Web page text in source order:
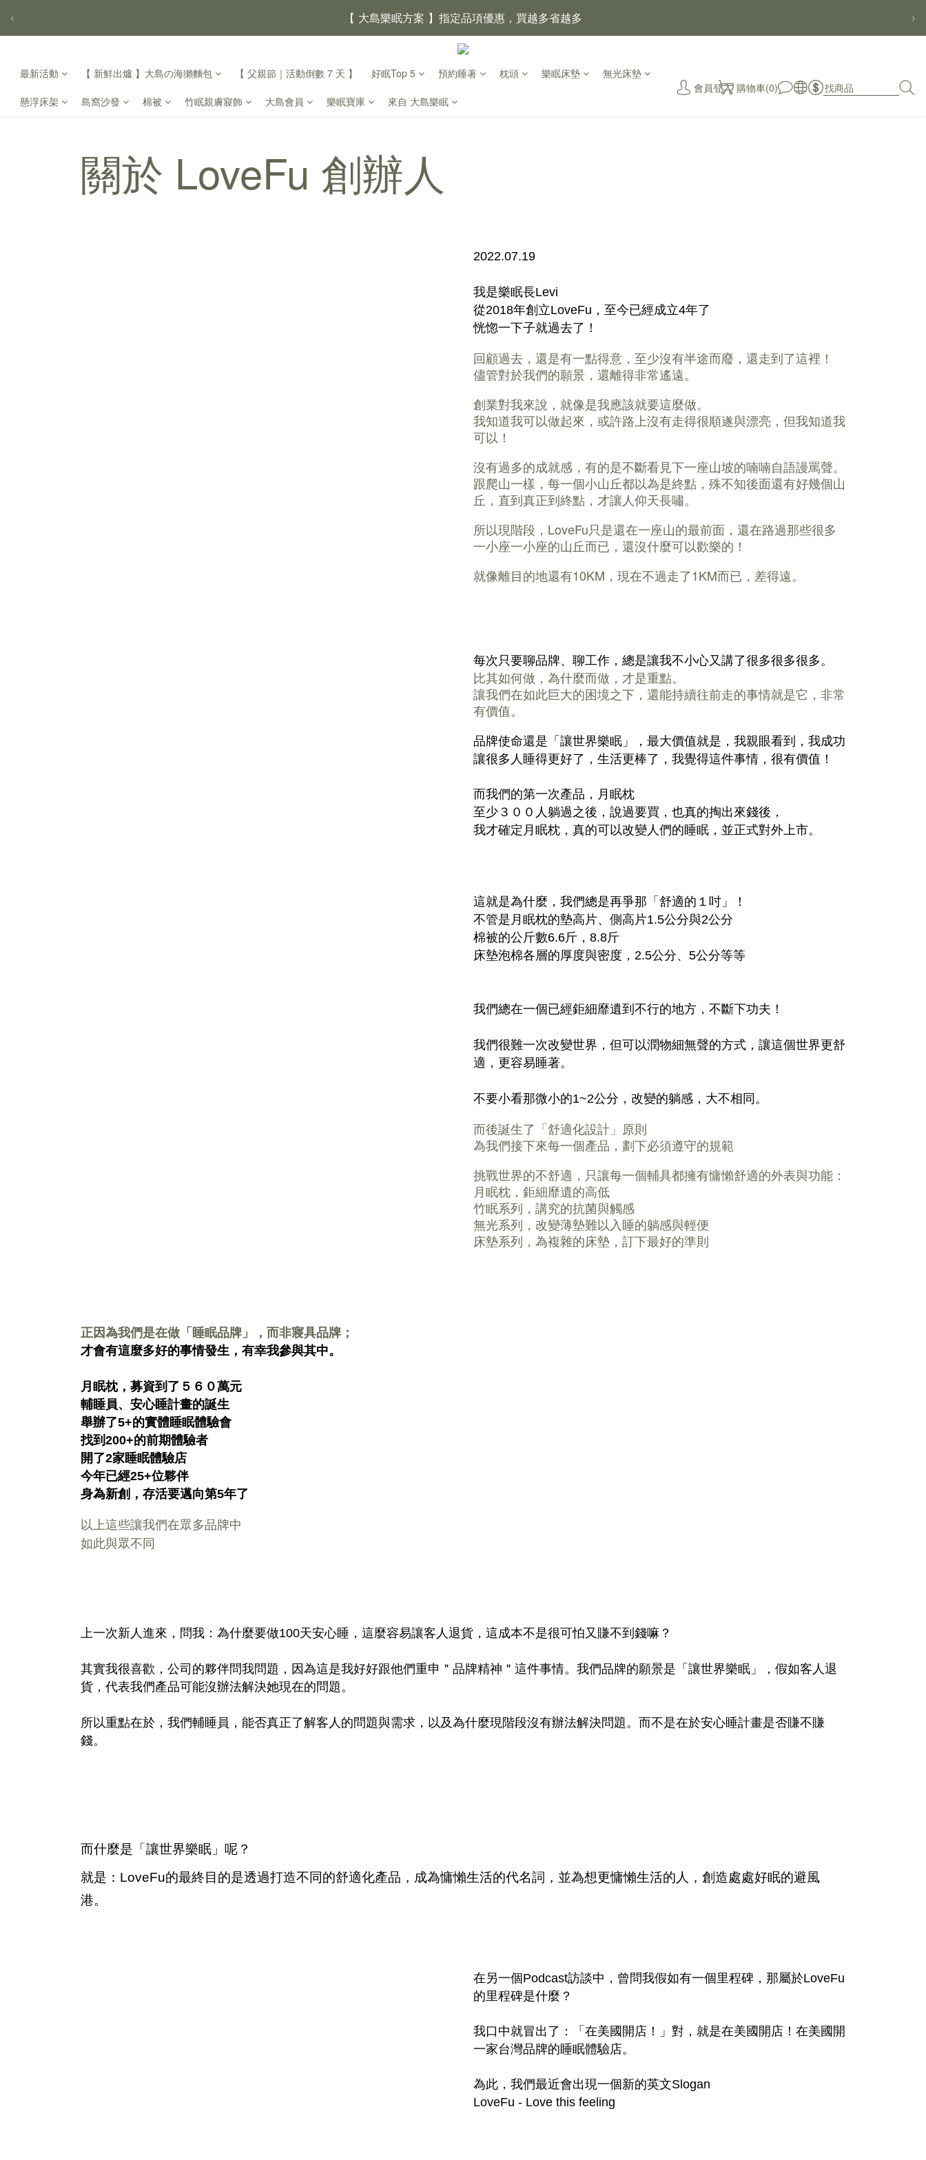
【 大島樂眠方案 】指定品項優惠，買越多省越多
【新家入厝禮】新家起點，送上祝福
‹ ›
最新活動 【 新鮮出爐 】大島の海獺麵包 【 父親節｜活動倒數 7 天 】 好眠Top 5 預約睡著 枕頭 樂眠床墊 無光床墊
懸浮床架 島窩沙發 棉被 竹眠親膚寢飾 大島會員 樂眠寶庫 來自 大島樂眠
會員登入 購物車(0)
關於 LoveFu 創辦人
2022.07.19
我是樂眠長Levi
從2018年創立LoveFu，至今已經成立4年了
恍惚一下子就過去了！
回顧過去，還是有一點得意，至少沒有半途而廢，還走到了這裡！
儘管對於我們的願景，還離得非常遙遠。
創業對我來說，就像是我應該就要這麼做。
我知道我可以做起來，或許路上沒有走得很順遂與漂亮，但我知道我
可以！
沒有過多的成就感，有的是不斷看見下一座山坡的喃喃自語謾罵聲。
跟爬山一樣，每一個小山丘都以為是終點，殊不知後面還有好幾個山
丘，直到真正到終點，才讓人仰天長嘯。
所以現階段，LoveFu只是還在一座山的最前面，還在路過那些很多
一小座一小座的山丘而已，還沒什麼可以歡樂的！
就像離目的地還有10KM，現在不過走了1KM而已，差得遠。
每次只要聊品牌、聊工作，總是讓我不小心又講了很多很多很多。
比其如何做，為什麼而做，才是重點。
讓我們在如此巨大的困境之下，還能持續往前走的事情就是它，非常
有價值。
品牌使命還是「讓世界樂眠」，最大價值就是，我親眼看到，我成功
讓很多人睡得更好了，生活更棒了，我覺得這件事情，很有價值！
而我們的第一次產品，月眠枕
至少３００人躺過之後，說過要買，也真的掏出來錢後，
我才確定月眠枕，真的可以改變人們的睡眠，並正式對外上市。
這就是為什麼，我們總是再爭那「舒適的１吋」！
不管是月眠枕的墊高片、側高片1.5公分與2公分
棉被的公斤數6.6斤，8.8斤
床墊泡棉各層的厚度與密度，2.5公分、5公分等等
我們總在一個已經鉅細靡遺到不行的地方，不斷下功夫！
我們很難一次改變世界，但可以潤物細無聲的方式，讓這個世界更舒
適，更容易睡著。
不要小看那微小的1~2公分，改變的躺感，大不相同。
而後誕生了「舒適化設計」原則
為我們接下來每一個產品，劃下必須遵守的規範
挑戰世界的不舒適，只讓每一個輔具都擁有慵懶舒適的外表與功能：
月眠枕，鉅細靡遺的高低
竹眠系列，講究的抗菌與觸感
無光系列，改變薄墊難以入睡的躺感與輕便
床墊系列，為複雜的床墊，訂下最好的準則
正因為我們是在做「睡眠品牌」，而非寢具品牌；
才會有這麼多好的事情發生，有幸我參與其中。
月眠枕，募資到了５６０萬元
輔睡員、安心睡計畫的誕生
舉辦了5+的實體睡眠體驗會
找到200+的前期體驗者
開了2家睡眠體驗店
今年已經25+位夥伴
身為新創，存活要邁向第5年了
以上這些讓我們在眾多品牌中
如此與眾不同
上一次新人進來，問我：為什麼要做100天安心睡，這麼容易讓客人退貨，這成本不是很可怕又賺不到錢嘛？
其實我很喜歡，公司的夥伴問我問題，因為這是我好好跟他們重申＂品牌精神＂這件事情。我們品牌的願景是「讓世界樂眠」，假如客人退
貨，代表我們產品可能沒辦法解決她現在的問題。
所以重點在於，我們輔睡員，能否真正了解客人的問題與需求，以及為什麼現階段沒有辦法解決問題。而不是在於安心睡計畫是否賺不賺
錢。
而什麼是「讓世界樂眠」呢？
就是：LoveFu的最終目的是透過打造不同的舒適化產品，成為慵懶生活的代名詞，並為想更慵懶生活的人，創造處處好眠的避風
港。
在另一個Podcast訪談中，曾問我假如有一個里程碑，那屬於LoveFu
的里程碑是什麼？
我口中就冒出了：「在美國開店！」對，就是在美國開店！在美國開
一家台灣品牌的睡眠體驗店。
為此，我們最近會出現一個新的英文Slogan
LoveFu - Love this feeling